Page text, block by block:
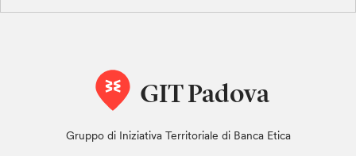
GIT Padova
Gruppo di Iniziativa Territoriale di Banca Etica